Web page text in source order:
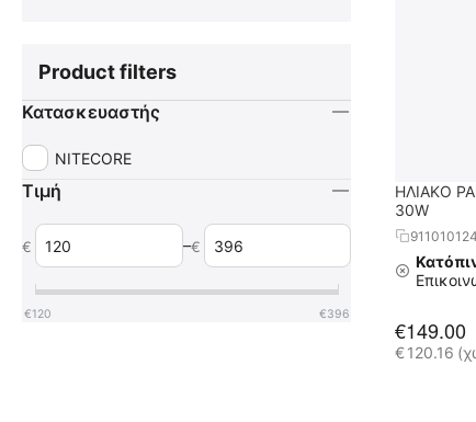
ΗΛΙΑΚΟ
30W
€149.00
€120.16
Product filters
Κατασκευαστής
NITECORE
Τιμή
€ –€
€120 €396